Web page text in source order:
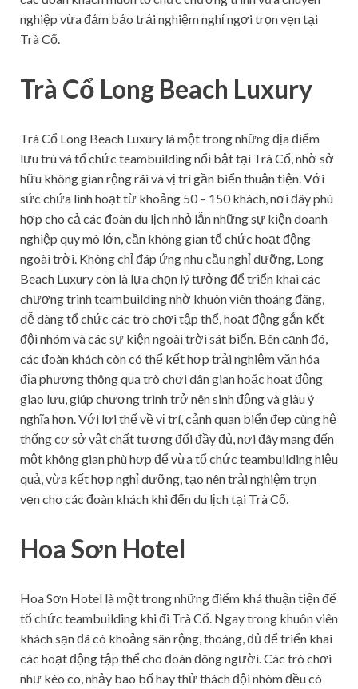
nghiệp vừa đảm bảo trải nghiệm nghỉ ngơi trọn vẹn tại
Trà Cổ.
Trà Cổ Long Beach Luxury
Trà Cổ Long Beach Luxury là một trong những địa điểm
lưu trú và tổ chức teambuilding nổi bật tại Trà Cổ, nhờ sở
hữu không gian rộng rãi và vị trí gần biển thuận tiện. Với
sức chứa linh hoạt từ khoảng 50 – 150 khách, nơi đây phù
hợp cho cả các đoàn du lịch nhỏ lẫn những sự kiện doanh
nghiệp quy mô lớn, cần không gian tổ chức hoạt động
ngoài trời. Không chỉ đáp ứng nhu cầu nghỉ dưỡng, Long
Beach Luxury còn là lựa chọn lý tưởng để triển khai các
chương trình teambuilding nhờ khuôn viên thoáng đãng,
dễ dàng tổ chức các trò chơi tập thể, hoạt động gắn kết
đội nhóm và các sự kiện ngoài trời sát biển. Bên cạnh đó,
các đoàn khách còn có thể kết hợp trải nghiệm văn hóa
địa phương thông qua trò chơi dân gian hoặc hoạt động
giao lưu, giúp chương trình trở nên sinh động và giàu ý
nghĩa hơn. Với lợi thế về vị trí, cảnh quan biển đẹp cùng hệ
thống cơ sở vật chất tương đối đầy đủ, nơi đây mang đến
một không gian phù hợp để vừa tổ chức teambuilding hiệu
quả, vừa kết hợp nghỉ dưỡng, tạo nên trải nghiệm trọn
vẹn cho các đoàn khách khi đến du lịch tại Trà Cổ.
Hoa Sơn Hotel
Hoa Sơn Hotel là một trong những điểm khá thuận tiện để
tổ chức teambuilding khi đi Trà Cổ. Ngay trong khuôn viên
khách sạn đã có khoảng sân rộng, thoáng, đủ để triển khai
các hoạt động tập thể cho đoàn đông người. Các trò chơi
như kéo co, nhảy bao bố hay thử thách đội nhóm đều có